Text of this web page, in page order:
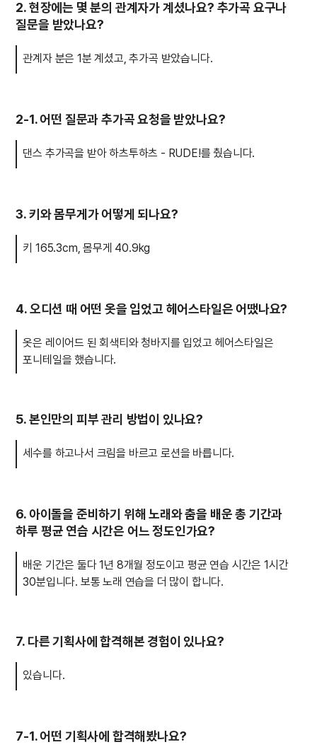
2. 현장에는 몇 분의 관계자가 계셨나요? 추가곡 요구나
질문을 받았나요?
관계자 분은 1분 계셨고, 추가곡 받았습니다.
2-1. 어떤 질문과 추가곡 요청을 받았나요?
댄스 추가곡을 받아 하츠투하츠 - RUDE!를 췄습니다.
3. 키와 몸무게가 어떻게 되나요?
키 165.3cm, 몸무게 40.9kg
4. 오디션 때 어떤 옷을 입었고 헤어스타일은 어땠나요?
옷은 레이어드 된 회색티와 청바지를 입었고 헤어스타일은
포니테일을 했습니다.
5. 본인만의 피부 관리 방법이 있나요?
세수를 하고나서 크림을 바르고 로션을 바릅니다.
6. 아이돌을 준비하기 위해 노래와 춤을 배운 총 기간과
하루 평균 연습 시간은 어느 정도인가요?
배운 기간은 둘다 1년 8개월 정도이고 평균 연습 시간은 1시간
30분입니다. 보통 노래 연습을 더 많이 합니다.
7. 다른 기획사에 합격해본 경험이 있나요?
있습니다.
7-1. 어떤 기획사에 합격해봤나요?